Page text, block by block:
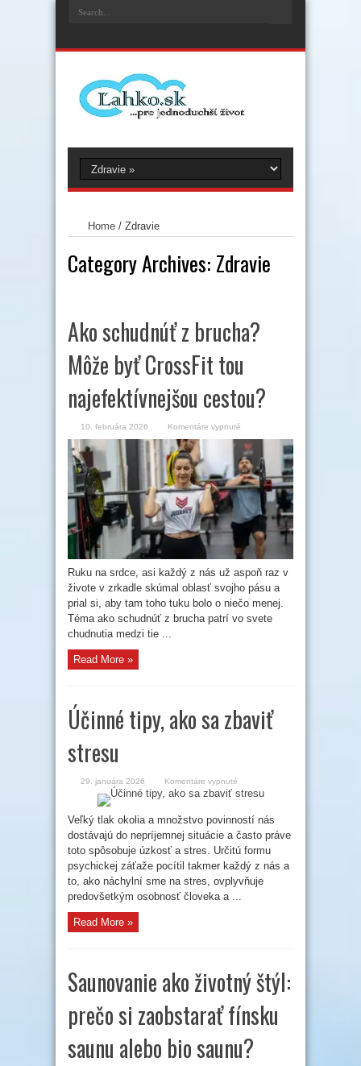
Home / Zdravie
Category Archives: Zdravie
Ako schudnúť z brucha?
Môže byť CrossFit tou
najefektívnejšou cestou?
10. februára 2026 Komentáre vypnuté
schudnúť
z brucha?
Môže
byť
CrossFit
tou
najefektívnejšou
cestou?
Ruku na srdce, asi každý z nás už aspoň raz v
živote v zrkadle skúmal oblasť svojho pásu a
prial si, aby tam toho tuku bolo o niečo menej.
Téma ako schudnúť z brucha patrí vo svete
chudnutia medzi tie ...
Read More »
Účinné tipy, ako sa zbaviť
stresu
29. januára 2026 Komentáre vypnuté
Účinné
tipy,
zbaviť
stresu
Veľký tlak okolia a množstvo povinností nás
dostávajú do nepríjemnej situácie a často práve
toto spôsobuje úzkosť a stres. Určitú formu
psychickej záťaže pocítil takmer každý z nás a
to, ako náchylní sme na stres, ovplyvňuje
predovšetkým osobnosť človeka a ...
Read More »
Saunovanie ako životný štýl:
prečo si zaobstarať fínsku
saunu alebo bio saunu?